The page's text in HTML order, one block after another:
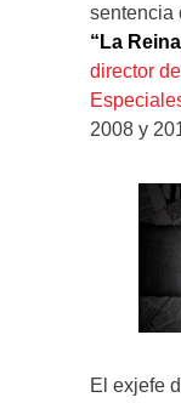
sentencia
“La
director
2008 y
El exjefe